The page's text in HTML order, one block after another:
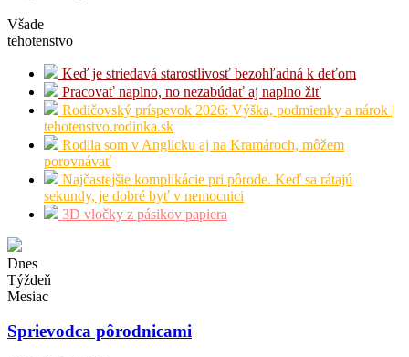
Všade
tehotenstvo
Keď je striedavá starostlivosť bezohľadná k deťom
Pracovať naplno, no nezabúdať aj naplno žiť
Rodičovský príspevok 2026: Výška, podmienky a nárok |
tehotenstvo.rodinka.sk
Rodila som v Anglicku aj na Kramároch, môžem
porovnávať
Najčastejšie komplikácie pri pôrode. Keď sa rátajú
sekundy, je dobré byť v nemocnici
3D vločky z pásikov papiera
Dnes
Týždeň
Mesiac
Sprievodca pôrodnicami